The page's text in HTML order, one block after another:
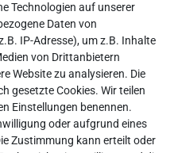
Technologien auf unserer
Daten von
IP-Adresse), um z.B. Inhalte
von Drittanbietern
Website zu analysieren. Die
gesetzte Cookies. Wir teilen
Einstellungen benennen.
oder aufgrund eines
Zustimmung kann erteilt oder